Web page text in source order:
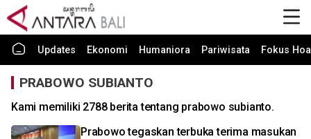
Updates Ekonomi Humaniora Pariwisata Fokus
PRABOWO SUBIANTO
Kami memiliki 2788 berita tentang prabowo subianto.
Prabowo tegaskan terbuka terima masukan